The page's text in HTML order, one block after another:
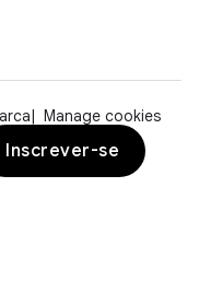
Manage cookies
Inscrever-se